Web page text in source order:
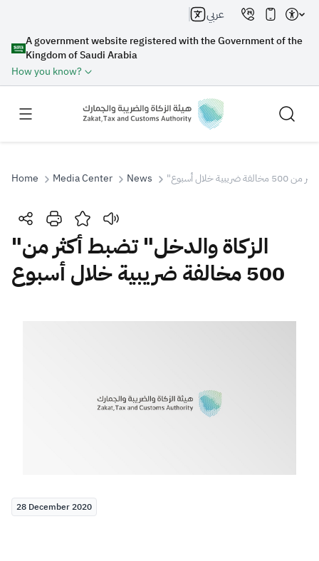
A government website registered with the Government of the
Kingdom of Saudi Arabia
How you know?
عربي
Search
Search Search AI
Home Media Center News خلال أسبوع
"الزكاة والدخل" تضبط أكثر من
500 مخالفة ضريبية خلال أسبوع
28 December 2020